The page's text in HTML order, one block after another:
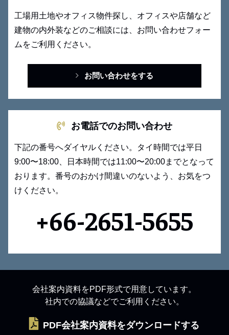
工場用土地やオフィス物件探し、オフィスや店舗など
建物の内外装などのご相談には、お問い合わせフォー
ムをご利用ください。
お問い合わせをする
お電話でのお問い合わせ
下記の番号へダイヤルください。タイ時間では平日
9:00〜18:00、日本時間では11:00〜20:00までとなって
おります。番号のおかけ間違いのないよう、お気をつ
けください。
+66-2651-5655
会社案内資料をPDF形式で用意しています。
社内での協議などでご利用ください。
PDF会社案内資料をダウンロードする